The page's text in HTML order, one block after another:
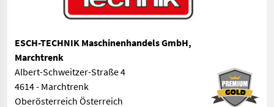
ESCH-TECHNIK Maschinenhandels GmbH,
Marchtrenk
Albert-Schweitzer-Straße 4
4614 - Marchtrenk
Oberösterreich Österreich